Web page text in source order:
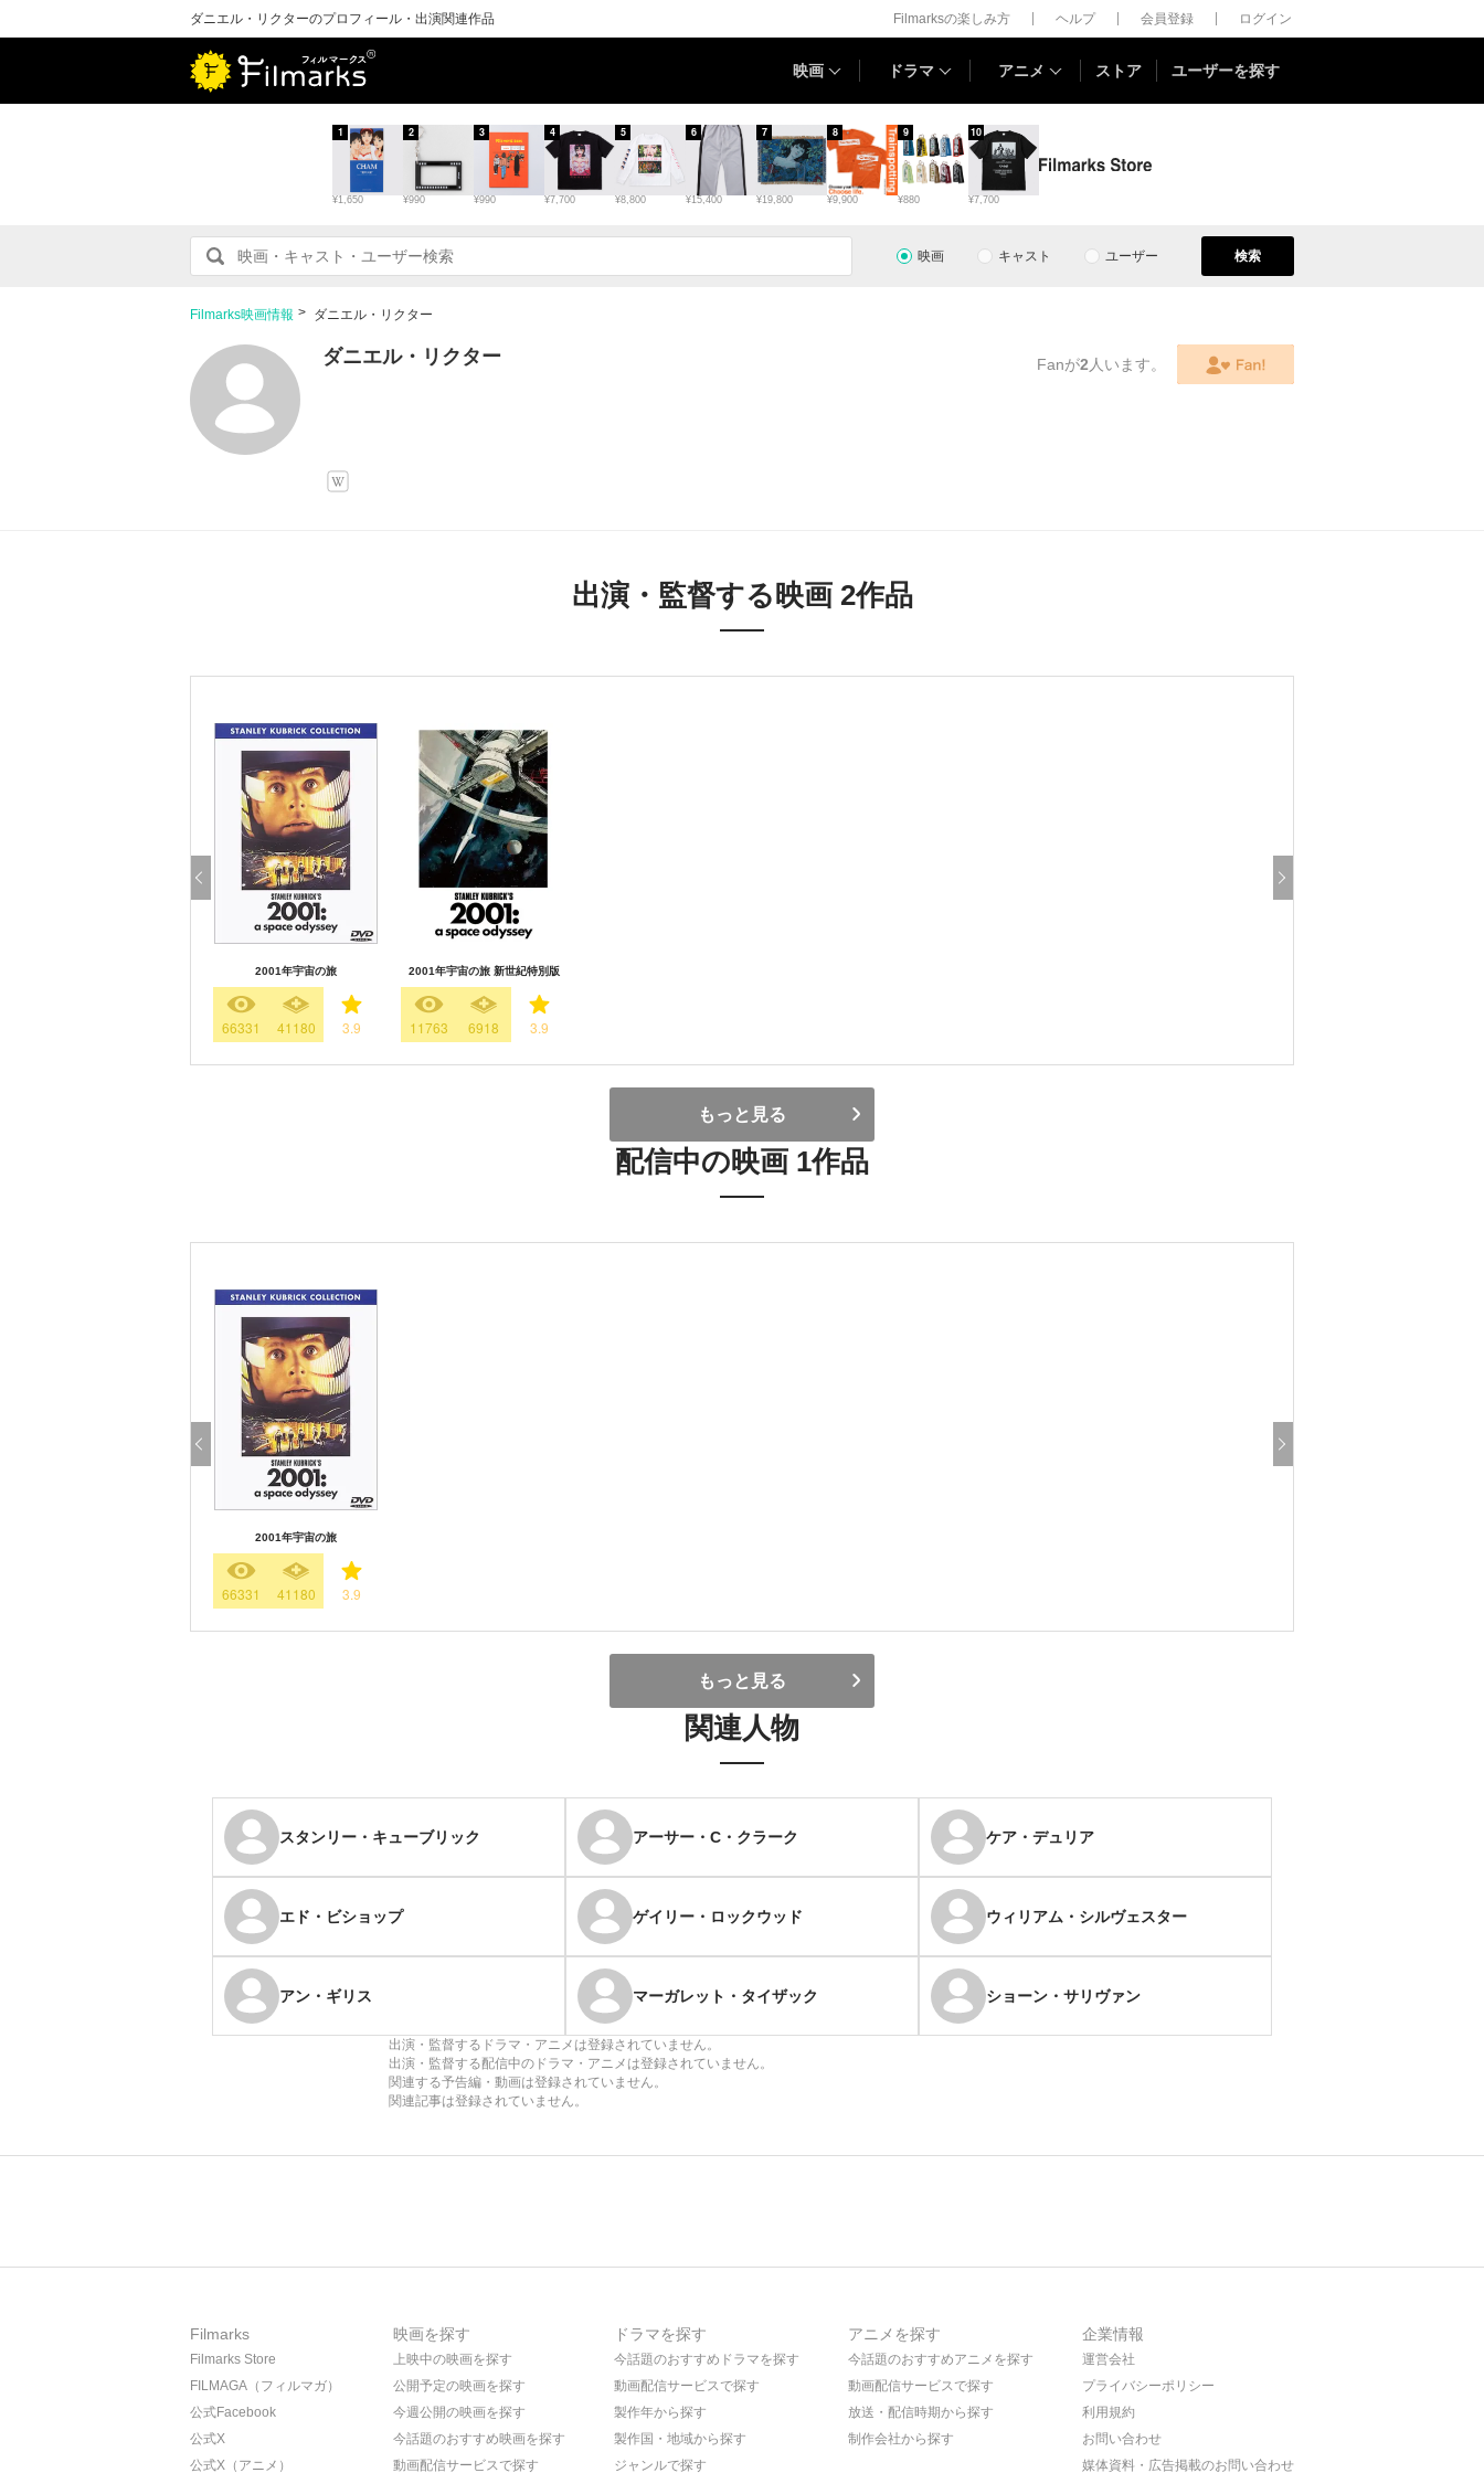
ダニエル・リクターのプロフィール・出演関連作品 Filmarksの楽しみ方 ヘルプ 会員登録 ログイン
映画 ドラマ アニメ ストア ユーザーを探す
¥1,650
1
¥990
2
¥990
3
¥7,700
4
¥8,800
5
¥15,400
6
¥19,800
7
¥9,900
8
¥880
9
¥7,700
10
映画 キャスト ユーザー 検索
Filmarks映画情報 ダニエル・リクター
ダニエル・リクター Fanが2 人います。
出演・監督する映画 2作品
2001年宇宙の旅
66331 41180 3.9
2001年宇宙の旅 新世紀特別版
11763 6918 3.9
もっと見る
配信中の映画 1作品
2001年宇宙の旅
66331 41180 3.9
もっと見る
関連人物
スタンリー・キューブリック アーサー・C・クラーク ケア・デュリア
エド・ビショップ ゲイリー・ロックウッド ウィリアム・シルヴェスター
アン・ギリス マーガレット・タイザック ショーン・サリヴァン
出演・監督するドラマ・アニメは登録されていません。
出演・監督する配信中のドラマ・アニメは登録されていません。
関連する予告編・動画は登録されていません。
関連記事は登録されていません。
Filmarks
Filmarks Store
FILMAGA（フィルマガ）
公式Facebook
公式X
公式X（アニメ）
映画を探す
上映中の映画を探す
公開予定の映画を探す
今週公開の映画を探す
今話題のおすすめ映画を探す
動画配信サービスで探す
ドラマを探す
今話題のおすすめドラマを探す
動画配信サービスで探す
製作年から探す
製作国・地域から探す
ジャンルで探す
アニメを探す
今話題のおすすめアニメを探す
動画配信サービスで探す
放送・配信時期から探す
制作会社から探す
企業情報
運営会社
プライバシーポリシー
利用規約
お問い合わせ
媒体資料・広告掲載のお問い合わせ